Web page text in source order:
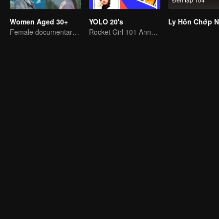
Women Aged 30+
Female documentary talk show
YOLO 20's
Rocket Girl 101 Annotates Youth Attitude